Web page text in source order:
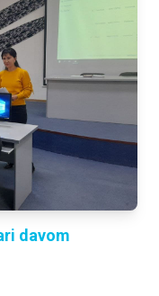
davom